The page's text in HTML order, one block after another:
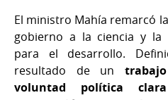
El ministro Mahía remarcó
gobierno a la ciencia y la
para el desarrollo.
resultado de un
voluntad política